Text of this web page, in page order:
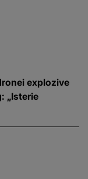
explozive
„Isterie